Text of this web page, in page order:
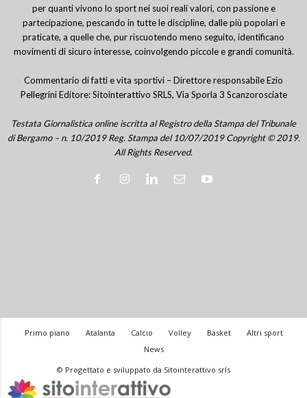
per quanti vivono lo sport nei suoi reali valori, con passione e
partecipazione, pescando in tutte le discipline, dalle più popolari e
praticate, a quelle che, pur riscuotendo meno seguito, identificano
movimenti di sicuro interesse, coinvolgendo piccole e grandi comunità.
Commentario di fatti e vita sportivi – Direttore responsabile Ezio
Pellegrini Editore: Sitointerattivo SRLS, Via Sporla 3 Scanzorosciate
Testata Giornalistica online iscritta al Registro della Stampa del Tribunale
di Bergamo – n. 10/2019 Reg. Stampa del 10/07/2019 Copyright © 2019.
All Rights Reserved.
Primo piano Atalanta Calcio Volley Basket
Altri sport
News
© Progettato e sviluppato da Sitointerattivo srls